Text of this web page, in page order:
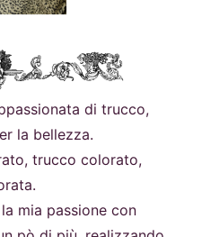
di trucco,
la bellezza.
trucco colorato,
mia passione con